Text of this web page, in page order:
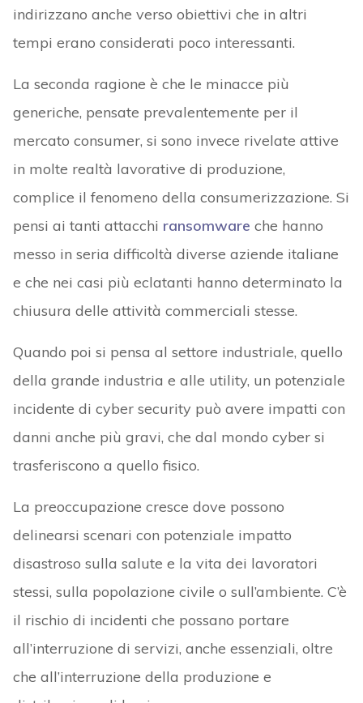
indirizzano anche verso obiettivi che in altri
tempi erano considerati poco interessanti.
La seconda ragione è che le minacce più
generiche, pensate prevalentemente per il
mercato consumer, si sono invece rivelate attive
in molte realtà lavorative di produzione,
complice il fenomeno della consumerizzazione. Si
pensi ai tanti attacchi ransomware che hanno
messo in seria difficoltà diverse aziende italiane
e che nei casi più eclatanti hanno determinato la
chiusura delle attività commerciali stesse.
Quando poi si pensa al settore industriale, quello
della grande industria e alle utility, un potenziale
incidente di cyber security può avere impatti con
danni anche più gravi, che dal mondo cyber si
trasferiscono a quello fisico.
La preoccupazione cresce dove possono
delinearsi scenari con potenziale impatto
disastroso sulla salute e la vita dei lavoratori
stessi, sulla popolazione civile o sull’ambiente. C’è
il rischio di incidenti che possano portare
all’interruzione di servizi, anche essenziali, oltre
che all’interruzione della produzione e